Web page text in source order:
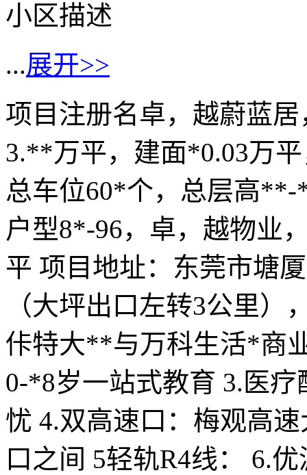
小区描述
...展开>>
项目注册名卓，越蔚蓝
3.**万平，建面*0.03万
总车位60*个，总层高
户型8*-96，卓，越物业
平 项目地址：东莞市塘
（大坪出口左转3公里
佧特大**与万科生活*商
0-*8岁一站式教育 3.医
忧 4.双高速口：梅观高
口之间 5轻轨R4线： 6.